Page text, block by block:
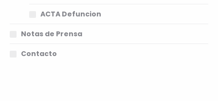
ACTA Defuncion
Notas de Prensa
Contacto